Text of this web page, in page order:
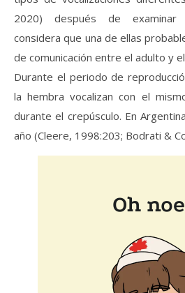
2020) después de examinar
considera que una de ellas
de comunicación entre el adulto y
Durante el periodo de
la hembra vocalizan con el
durante el crepúsculo. En
año (Cleere, 1998:203; Bodrati &